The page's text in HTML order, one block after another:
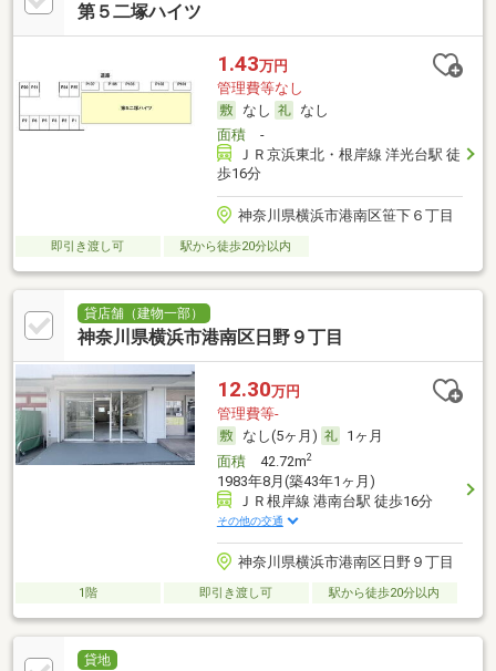
第５二塚ハイツ
1.43万円
管理費等なし
なし
なし
面積-
ＪＲ京浜東北・根岸線 洋光台駅 徒
歩16分
神奈川県横浜市港南区笹下６丁目
即引き渡し可 駅から徒歩20分以内
貸店舗（建物一部）
神奈川県横浜市港南区日野９丁目
12.30万円
管理費等-
なし(5ヶ月)
1ヶ月
面積42.72m2
1983年8月(築43年1ヶ月)
ＪＲ根岸線 港南台駅 徒歩16分
その他の交通
神奈川県横浜市港南区日野９丁目
1階 即引き渡し可 駅から徒歩20分以内
貸地